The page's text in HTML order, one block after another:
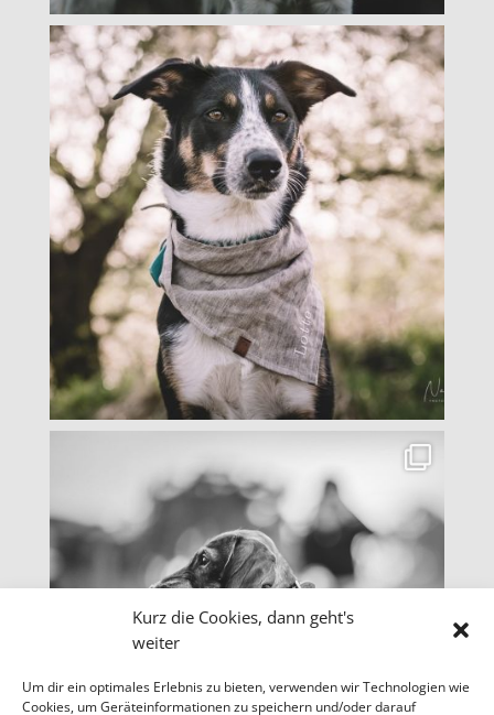
Kurz die Cookies, dann geht's
weiter
Um dir ein optimales Erlebnis zu bieten, verwenden wir Technologien wie
Cookies, um Geräteinformationen zu speichern und/oder darauf